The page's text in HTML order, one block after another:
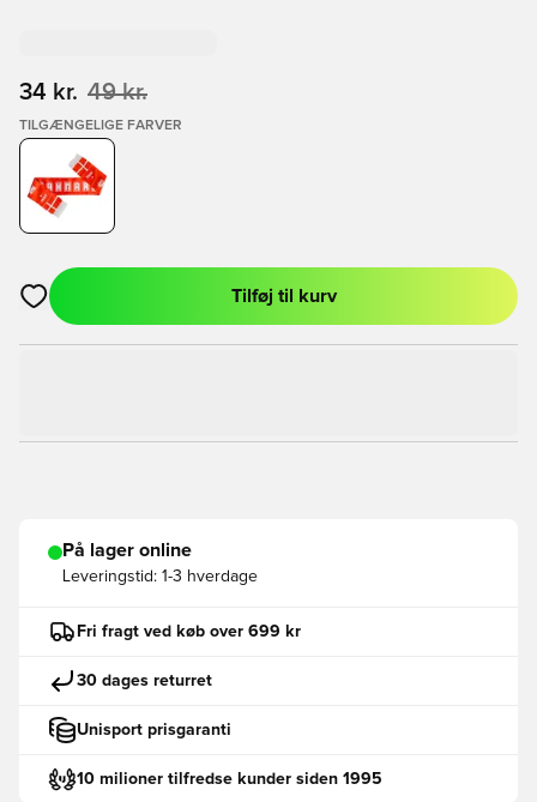
34 kr. 49 kr.
TILGÆNGELIGE FARVER
Åbner en Modal til at logge ind eller tilmelde dig som medlem
Tilføj til kurv
På lager online
Leveringstid: 1-3 hverdage
Fri fragt ved køb over 699 kr
30 dages returret
Unisport prisgaranti
10 milioner tilfredse kunder siden 1995